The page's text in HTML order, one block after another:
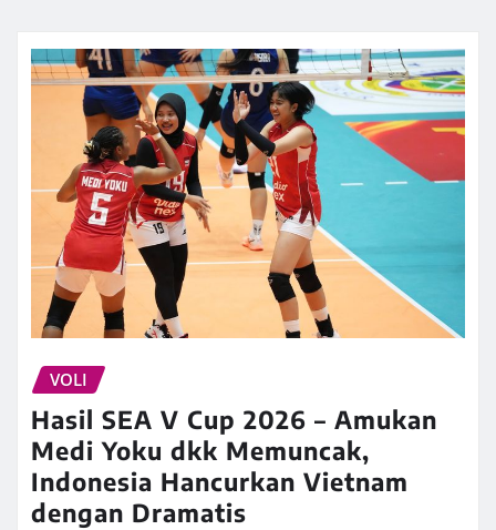
VOLI
Hasil SEA V Cup 2026 – Amukan
Medi Yoku dkk Memuncak,
Indonesia Hancurkan Vietnam
dengan Dramatis